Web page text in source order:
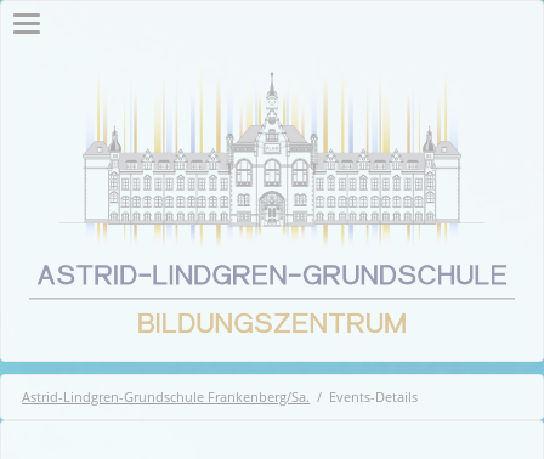
Astrid-Lindgren-Grundschule Frankenberg/Sa. Events-Details